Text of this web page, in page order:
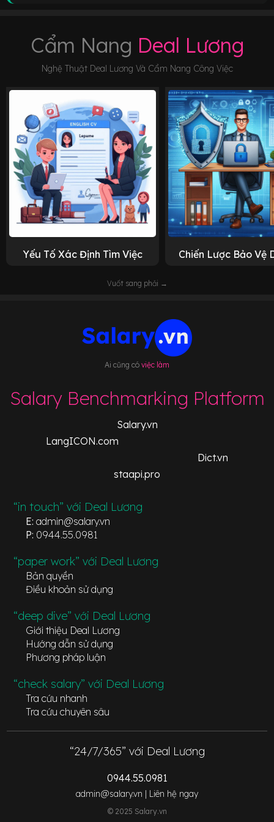
Cẩm Nang Deal Lương
Nghệ Thuật Deal Lương Và Cẩm Nang Công Việc
Yếu Tố Xác Định Tìm Việc Chiến Lược Bảo Vệ
Vuốt sang phải →
Ai cũng có việc làm
Salary Benchmarking Platform
Salary.vn
LangICON.com
Dict.vn
staapi.pro
“in touch” với Deal Lương
E: admin@salary.vn
P: 0944.55.0981
“paper work” với Deal Lương
Bản quyền
Điều khoản sử dụng
“deep dive” với Deal Lương
Giới thiệu Deal Lương
Hướng dẫn sử dụng
Phương pháp luận
“check salary” với Deal Lương
Tra cứu nhanh
Tra cứu chuyên sâu
“24/7/365” với Deal Lương
0944.55.0981
admin@salary.vn | Liên hệ ngay
© 2025 Salary.vn